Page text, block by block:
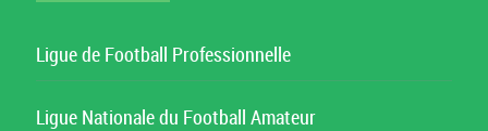
Ligue de Football Professionnelle
Ligue Nationale du Football Amateur